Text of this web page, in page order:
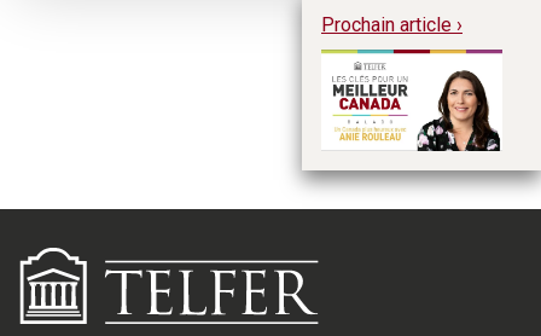
Prochain article ›